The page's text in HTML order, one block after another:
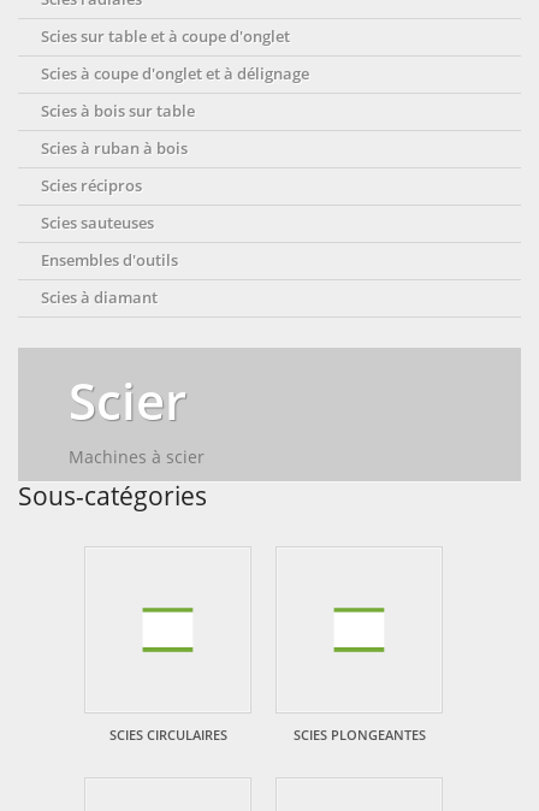
Scies sur table et à coupe d'onglet
Scies à coupe d'onglet et à délignage
Scies à bois sur table
Scies à ruban à bois
Scies récipros
Scies sauteuses
Ensembles d'outils
Scies à diamant
Scier
Machines à scier
Sous-catégories
SCIES CIRCULAIRES SCIES PLONGEANTES